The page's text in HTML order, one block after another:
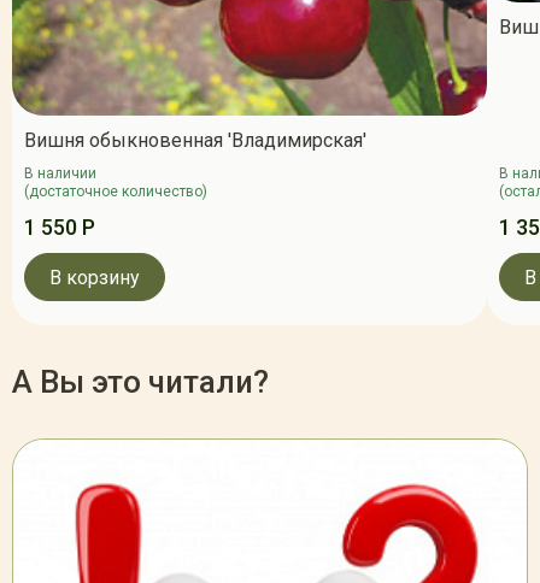
Вишня обыкновенная 'Владимирская'
В наличии
(достаточное количество)
1 550 Р
В корзину
В
1
А Вы это читали?